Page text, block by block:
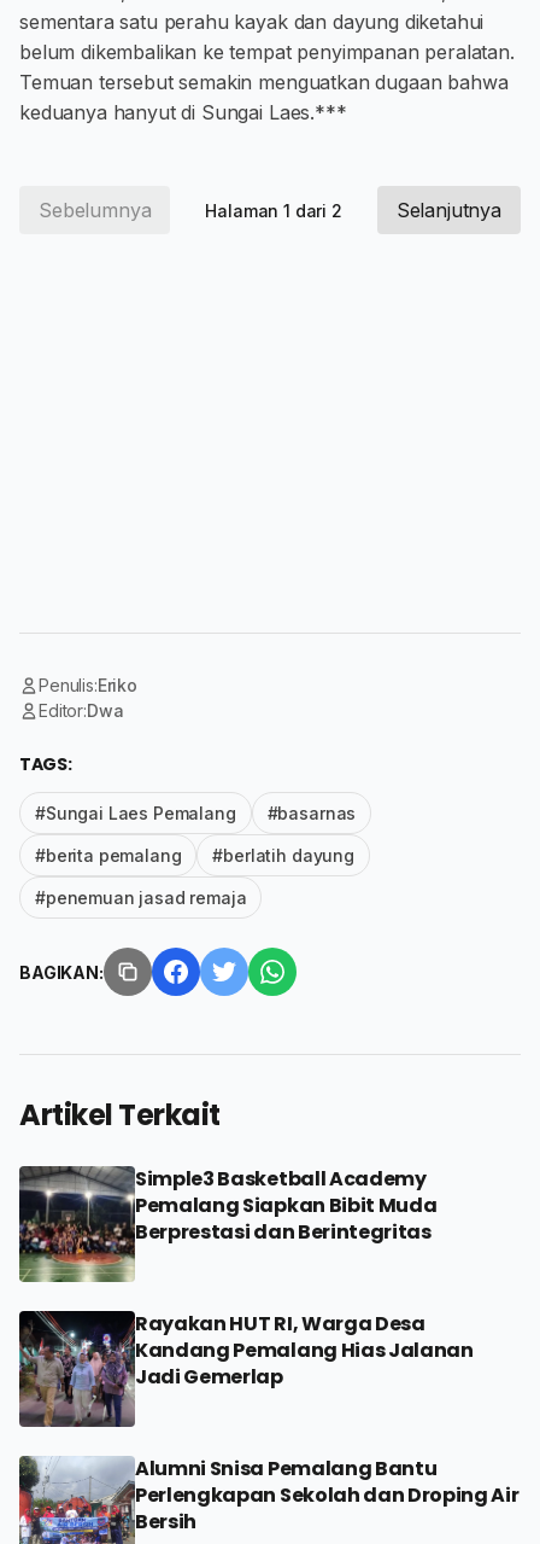
sementara satu perahu kayak dan dayung diketahui
belum dikembalikan ke tempat penyimpanan peralatan.
Temuan tersebut semakin menguatkan dugaan bahwa
keduanya hanyut di Sungai Laes.***
Sebelumnya Halaman 1 dari 2 Selanjutnya
Penulis:Eriko
Editor:Dwa
TAGS:
#Sungai Laes Pemalang #basarnas
#berita pemalang #berlatih dayung
#penemuan jasad remaja
BAGIKAN:
Artikel Terkait
Simple3 Basketball Academy
Pemalang Siapkan Bibit Muda
Berprestasi dan Berintegritas
Rayakan HUT RI, Warga Desa
Kandang Pemalang Hias Jalanan
Jadi Gemerlap
Alumni Snisa Pemalang Bantu
Perlengkapan Sekolah dan Droping Air
Bersih